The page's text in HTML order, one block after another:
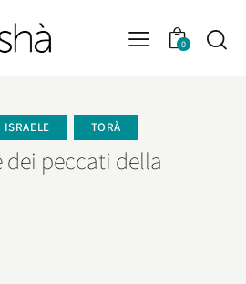
0
ISRAELE TORÀ
peccati della